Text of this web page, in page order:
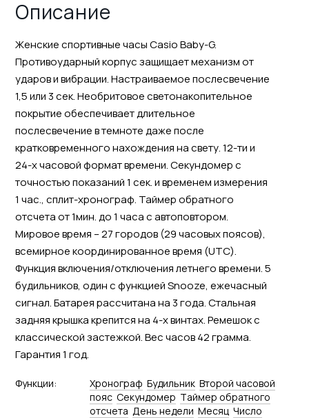
Описание
Женские спортивные часы Casio Baby-G.
Противоударный корпус защищает механизм от
ударов и вибрации. Настраиваемое послесвечение
1,5 или 3 сек. Необритовое светонакопительное
покрытие обеспечивает длительное
послесвечение в темноте даже после
кратковременного нахождения на свету. 12-ти и
24-х часовой формат времени. Секундомер с
точностью показаний 1 сек. и временем измерения
1 час., сплит-хронограф. Таймер обратного
отсчета от 1мин. до 1 часа с автоповтором.
Мировое время – 27 городов (29 часовых поясов),
всемирное координированное время (UTC).
Функция включения/отключения летнего времени. 5
будильников, один с функцией Snooze, ежечасный
сигнал. Батарея рассчитана на 3 года. Стальная
задняя крышка крепится на 4-х винтах. Ремешок с
классической застежкой. Вес часов 42 грамма.
Гарантия 1 год.
Функции: Хронограф Будильник Второй часовой
пояс Секундомер Tаймер обратного
отсчета День недели Месяц Число